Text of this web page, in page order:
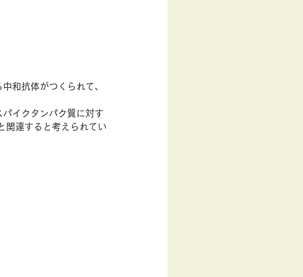
和抗体がつくられて、
イクタンパク質に対す
関連すると考えられてい